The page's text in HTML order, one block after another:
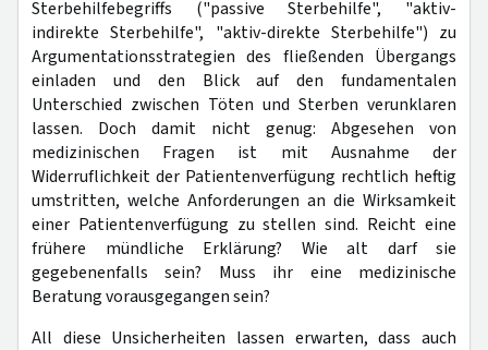
Sterbehilfebegriffs ("passive Sterbehilfe", "aktiv-
indirekte Sterbehilfe", "aktiv-direkte Sterbehilfe") zu
Argumentationsstrategien des fließenden Übergangs
einladen und den Blick auf den fundamentalen
Unterschied zwischen Töten und Sterben verunklaren
lassen. Doch damit nicht genug: Abgesehen von
medizinischen Fragen ist mit Ausnahme der
Widerruflichkeit der Patientenverfügung rechtlich heftig
umstritten, welche Anforderungen an die Wirksamkeit
einer Patientenverfügung zu stellen sind. Reicht eine
frühere mündliche Erklärung? Wie alt darf sie
gegebenenfalls sein? Muss ihr eine medizinische
Beratung vorausgegangen sein?
All diese Unsicherheiten lassen erwarten, dass auch